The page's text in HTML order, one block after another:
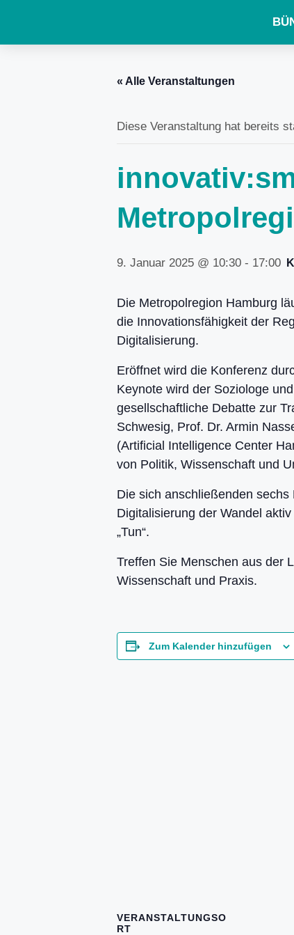
« Alle Veranstaltungen
Diese Veranstaltung hat bereits
9. Januar 2025 @ 10:30 - 17:00
Die Metropolregion Hamburg
die Innovationsfähigkeit der
Digitalisierung.
Eröffnet wird die Konferenz
Keynote wird der Soziologe
gesellschaftliche Debatte zur
Schwesig, Prof. Dr. Armin
(Artificial Intelligence Center
von Politik, Wissenschaft und
Die sich anschließenden
Digitalisierung der Wandel
„Tun“.
Treffen Sie Menschen aus der
Wissenschaft und Praxis.
Zum Kalender hinzufügen
VERANSTALTUNGSO
RT